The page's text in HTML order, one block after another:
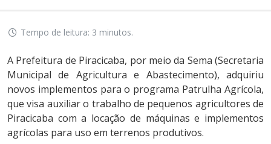
Tempo de leitura: 3 minutos.
A Prefeitura de Piracicaba, por meio da Sema (Secretaria
Municipal de Agricultura e Abastecimento), adquiriu
novos implementos para o programa Patrulha Agrícola,
que visa auxiliar o trabalho de pequenos agricultores de
Piracicaba com a locação de máquinas e implementos
agrícolas para uso em terrenos produtivos.